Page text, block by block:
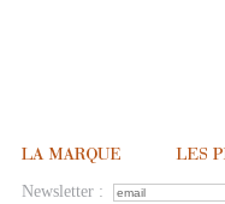
Newsletter :